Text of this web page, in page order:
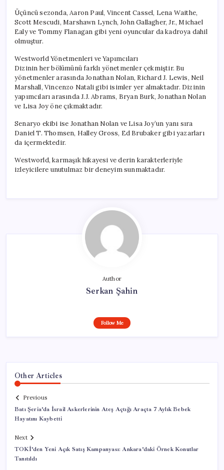
Üçüncü sezonda, Aaron Paul, Vincent Cassel, Lena Waithe,
Scott Mescudi, Marshawn Lynch, John Gallagher, Jr., Michael
Ealy ve Tommy Flanagan gibi yeni oyuncular da kadroya dahil
olmuştur.
Westworld Yönetmenleri ve Yapımcıları
Dizinin her bölümünü farklı yönetmenler çekmiştir. Bu
yönetmenler arasında Jonathan Nolan, Richard J. Lewis, Neil
Marshall, Vincenzo Natali gibi isimler yer almaktadır. Dizinin
yapımcıları arasında J.J. Abrams, Bryan Burk, Jonathan Nolan
ve Lisa Joy öne çıkmaktadır.
Senaryo ekibi ise Jonathan Nolan ve Lisa Joy’un yanı sıra
Daniel T. Thomsen, Halley Gross, Ed Brubaker gibi yazarları
da içermektedir.
Westworld, karmaşık hikayesi ve derin karakterleriyle
izleyicilere unutulmaz bir deneyim sunmaktadır.
Author
Serkan Şahin
Follow Me
Other Articles
Previous
Batı Şeria’da İsrail Askerlerinin Ateş Açtığı Araçta 7 Aylık Bebek
Hayatını Kaybetti
Next
TOKİ’den Yeni Açık Satış Kampanyası: Ankara’daki Örnek Konutlar
Tanıtıldı